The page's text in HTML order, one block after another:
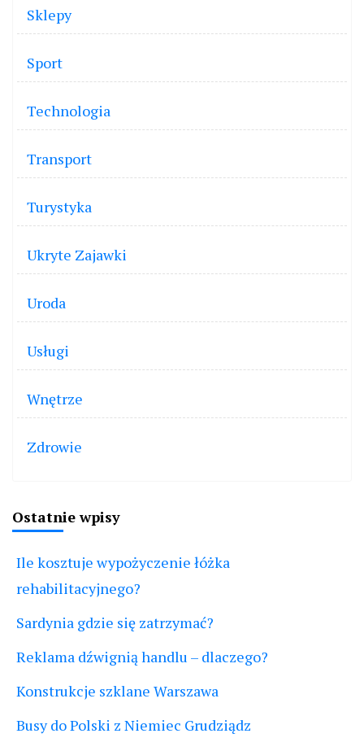
Sklepy
Sport
Technologia
Transport
Turystyka
Ukryte Zajawki
Uroda
Usługi
Wnętrze
Zdrowie
Ostatnie wpisy
Ile kosztuje wypożyczenie łóżka
rehabilitacyjnego?
Sardynia gdzie się zatrzymać?
Reklama dźwignią handlu – dlaczego?
Konstrukcje szklane Warszawa
Busy do Polski z Niemiec Grudziądz